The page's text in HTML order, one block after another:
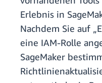
Erlebnis in
Nachdem Sie auf
eine IAM-Rolle
SageMaker